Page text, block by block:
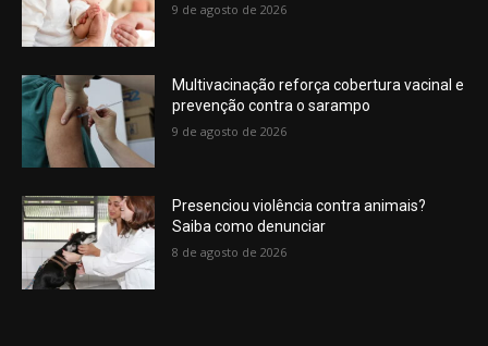
9 de agosto de 2026
Multivacinação reforça cobertura vacinal e
prevenção contra o sarampo
9 de agosto de 2026
Presenciou violência contra animais?
Saiba como denunciar
8 de agosto de 2026